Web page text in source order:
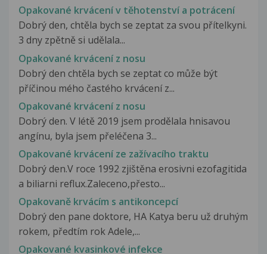
Opakované krvácení v těhotenství a potrácení
Dobrý den, chtěla bych se zeptat za svou přítelkyni.
3 dny zpětně si udělala...
Opakované krvácení z nosu
Dobrý den chtěla bych se zeptat co může být
příčinou mého častého krvácení z...
Opakované krvácení z nosu
Dobrý den. V létě 2019 jsem prodělala hnisavou
angínu, byla jsem přeléčena 3...
Opakované krvácení ze zažívacího traktu
Dobrý den.V roce 1992 zjištěna erosivni ezofagitida
a biliarni reflux.Zaleceno,přesto...
Opakovaně krvácím s antikoncepcí
Dobrý den pane doktore, HA Katya beru už druhým
rokem, předtím rok Adele,...
Opakované kvasinkové infekce